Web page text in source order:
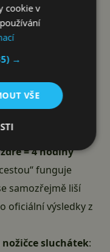
argumentů.
10 hodin, s
ANC klesá
což je v této
je
= 4 hodiny
funguje
samozřejmě liší
oficiální výsledky z
sluchátek:
cookie v
→
VŠE